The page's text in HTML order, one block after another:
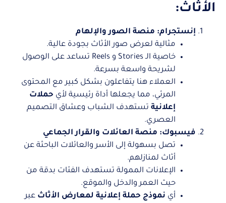
الأثاث:
إنستجرام: منصة الصور والإلهام
مثالية لعرض صور الأثاث بجودة عالية.
خاصية الـ Stories و Reels تساعد على الوصول
لشريحة واسعة بسرعة.
العملاء هنا يتفاعلون بشكل كبير مع المحتوى
المرئي، مما يجعلها أداة رئيسية لأي حملات
إعلانية تستهدف الشباب وعشاق التصميم
العصري.
فيسبوك: منصة العائلات والقرار الجماعي
تصل بسهولة إلى الأسر والعائلات الباحثة عن
أثاث لمنازلهم.
الإعلانات الممولة تستهدف الفئات بدقة من
حيث العمر والدخل والموقع.
أي نموذج حملة إعلانية لمعارض الأثاث عبر